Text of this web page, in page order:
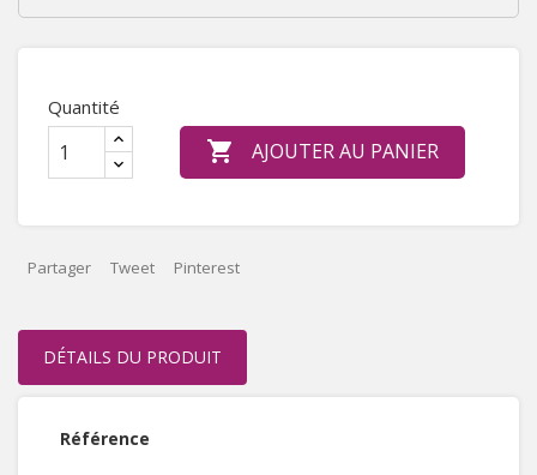
Quantité
 AJOUTER AU PANIER
Partager Tweet Pinterest
DÉTAILS DU PRODUIT
Référence